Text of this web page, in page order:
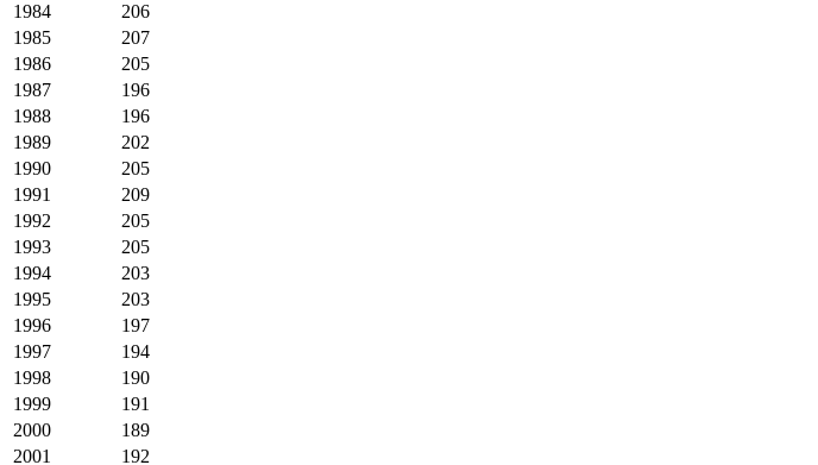
1984
206
1985
207
1986
205
1987
196
1988
196
1989
202
1990
205
1991
209
1992
205
1993
205
1994
203
1995
203
1996
197
1997
194
1998
190
1999
191
2000
189
2001
192